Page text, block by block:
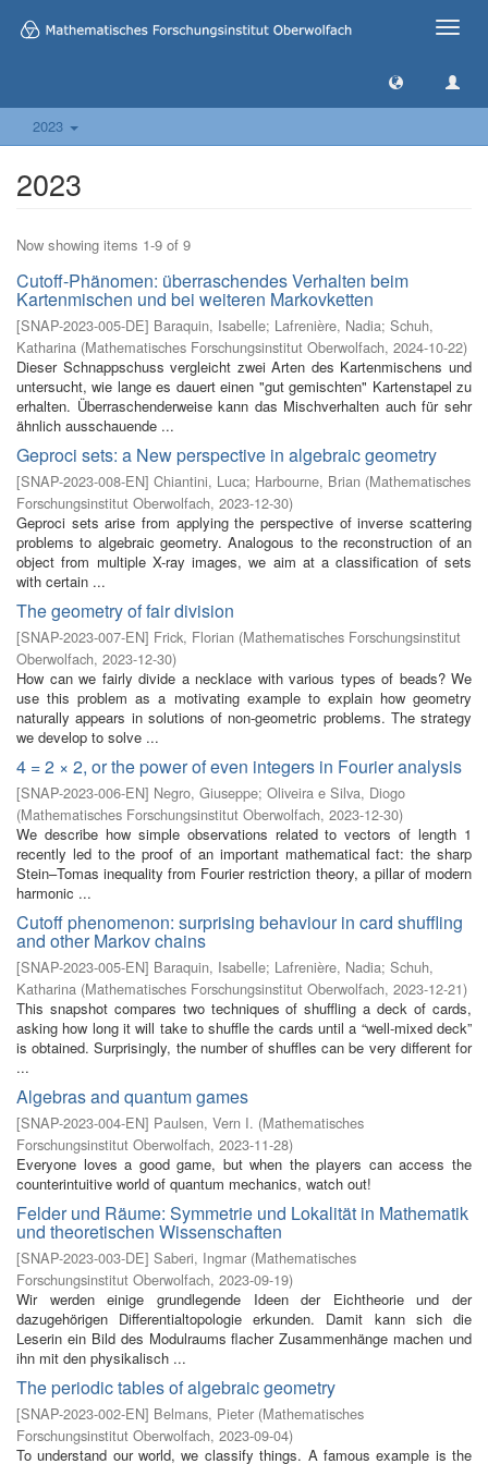
Toggle
2023
2023
Now showing items 1-9 of 9
Cutoff-Phänomen: überraschendes Verhalten beim
Kartenmischen und bei weiteren Markovketten
[SNAP-2023-005-DE] Baraquin, Isabelle; Lafrenière, Nadia; Schuh,
Katharina (Mathematisches Forschungsinstitut Oberwolfach, 2024-10-22)
Dieser Schnappschuss vergleicht zwei Arten des Kartenmischens und
untersucht, wie lange es dauert einen "gut gemischten" Kartenstapel zu
erhalten. Überraschenderweise kann das Mischverhalten auch für sehr
ähnlich ausschauende ...
Geproci sets: a New perspective in algebraic geometry
[SNAP-2023-008-EN] Chiantini, Luca; Harbourne, Brian (Mathematisches
Forschungsinstitut Oberwolfach, 2023-12-30)
Geproci sets arise from applying the perspective of inverse scattering
problems to algebraic geometry. Analogous to the reconstruction of an
object from multiple X-ray images, we aim at a classification of sets
with certain ...
The geometry of fair division
[SNAP-2023-007-EN] Frick, Florian (Mathematisches Forschungsinstitut
Oberwolfach, 2023-12-30)
How can we fairly divide a necklace with various types of beads? We
use this problem as a motivating example to explain how geometry
naturally appears in solutions of non-geometric problems. The strategy
we develop to solve ...
4 = 2 × 2, or the power of even integers in Fourier analysis
[SNAP-2023-006-EN] Negro, Giuseppe; Oliveira e Silva, Diogo
(Mathematisches Forschungsinstitut Oberwolfach, 2023-12-30)
We describe how simple observations related to vectors of length 1
recently led to the proof of an important mathematical fact: the sharp
Stein–Tomas inequality from Fourier restriction theory, a pillar of modern
harmonic ...
Cutoff phenomenon: surprising behaviour in card shuffling
and other Markov chains
[SNAP-2023-005-EN] Baraquin, Isabelle; Lafrenière, Nadia; Schuh,
Katharina (Mathematisches Forschungsinstitut Oberwolfach, 2023-12-21)
This snapshot compares two techniques of shuffling a deck of cards,
asking how long it will take to shuffle the cards until a “well-mixed deck”
is obtained. Surprisingly, the number of shuffles can be very different for
...
Algebras and quantum games
[SNAP-2023-004-EN] Paulsen, Vern I. (Mathematisches
Forschungsinstitut Oberwolfach, 2023-11-28)
Everyone loves a good game, but when the players can access the
counterintuitive world of quantum mechanics, watch out!
Felder und Räume: Symmetrie und Lokalität in Mathematik
und theoretischen Wissenschaften
[SNAP-2023-003-DE] Saberi, Ingmar (Mathematisches
Forschungsinstitut Oberwolfach, 2023-09-19)
Wir werden einige grundlegende Ideen der Eichtheorie und der
dazugehörigen Differentialtopologie erkunden. Damit kann sich die
Leserin ein Bild des Modulraums flacher Zusammenhänge machen und
ihn mit den physikalisch ...
The periodic tables of algebraic geometry
[SNAP-2023-002-EN] Belmans, Pieter (Mathematisches
Forschungsinstitut Oberwolfach, 2023-09-04)
To understand our world, we classify things. A famous example is the